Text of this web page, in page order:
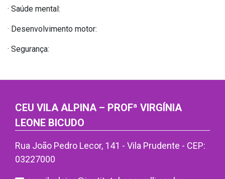
· Saúde mental:
· Desenvolvimento motor:
· Segurança:
CEU VILA ALPINA – PROFª VIRGÍNIA
LEONE BICUDO
Rua João Pedro Lecor, 141 - Vila Prudente - CEP:
03227000